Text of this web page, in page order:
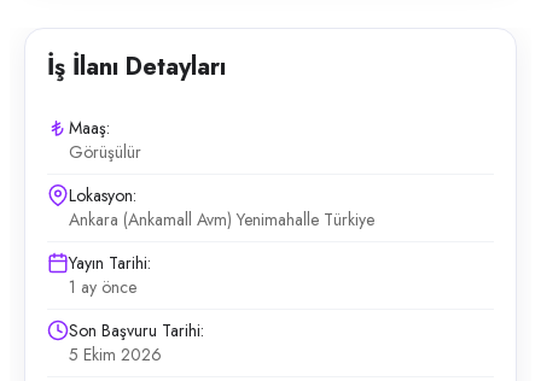
İş İlanı Detayları
Maaş:
Görüşülür
Lokasyon:
Ankara (Ankamall Avm) Yenimahalle Türkiye
Yayın Tarihi:
1 ay önce
Son Başvuru Tarihi:
5 Ekim 2026